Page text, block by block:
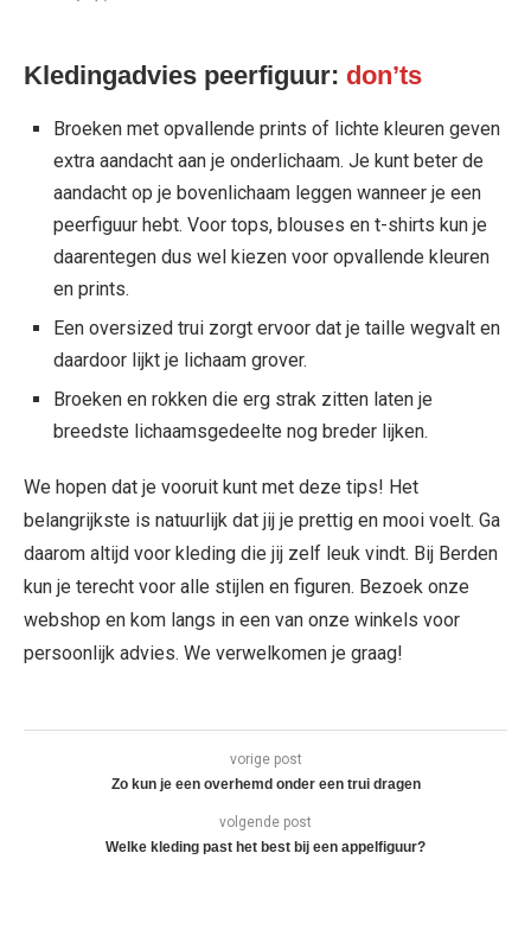
Kledingadvies peerfiguur: don’ts
Broeken met opvallende prints of lichte kleuren geven
extra aandacht aan je onderlichaam. Je kunt beter de
aandacht op je bovenlichaam leggen wanneer je een
peerfiguur hebt. Voor tops, blouses en t-shirts kun je
daarentegen dus wel kiezen voor opvallende kleuren
en prints.
Een oversized trui zorgt ervoor dat je taille wegvalt en
daardoor lijkt je lichaam grover.
Broeken en rokken die erg strak zitten laten je
breedste lichaamsgedeelte nog breder lijken.
We hopen dat je vooruit kunt met deze tips! Het
belangrijkste is natuurlijk dat jij je prettig en mooi voelt. Ga
daarom altijd voor kleding die jij zelf leuk vindt. Bij Berden
kun je terecht voor alle stijlen en figuren. Bezoek onze
webshop en kom langs in een van onze winkels voor
persoonlijk advies. We verwelkomen je graag!
vorige post
Zo kun je een overhemd onder een trui dragen
volgende post
Welke kleding past het best bij een appelfiguur?